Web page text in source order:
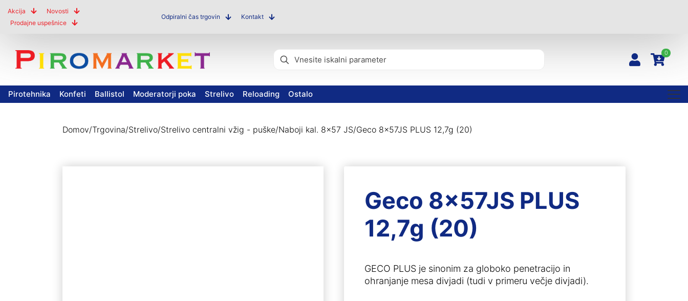
Akcija
Novosti
Prodajne uspešnice
Odpiralni čas trgovin Kontakt
0
Pirotehnika Konfeti Ballistol Moderatorji poka Strelivo Reloading Ostalo
Domov/Trgovina/Strelivo/Strelivo centralni vžig - puške/Naboji kal. 8x57 JS/Geco 8x57JS PLUS 12,7g (20)
Geco 8x57JS PLUS
12,7g (20)
GECO PLUS je sinonim za globoko penetracijo in
ohranjanje mesa divjadi (tudi v primeru večje divjadi).